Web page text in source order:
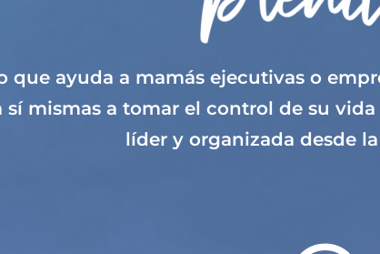
que ayuda a mamás ejecutivas o
mismas a tomar el control de su
líder y organizada desde